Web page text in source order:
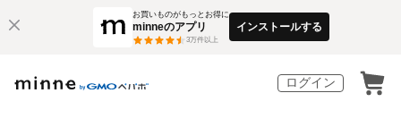
お買いものがもっとお得に
minneのアプリ
3万件以上
インストールする
ログイン